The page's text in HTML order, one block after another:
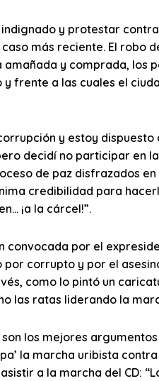
y protestar
más reciente. El robo
y comprada, los
frente a las cuales el
y estoy
decidí no participar en
de paz disfrazados
credibilidad para
¡a la cárcel!”.
convocada por el
corrupto y por el
como lo pintó un
las ratas liderando la
los mejores
la marcha uribista
a la marcha del CD: